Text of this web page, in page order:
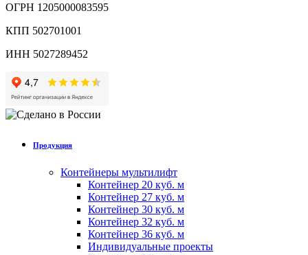
ОГРН 1205000083595
КПП 502701001
ИНН 5027289452
Продукция
Контейнеры мультилифт
Контейнер 20 куб. м
Контейнер 27 куб. м
Контейнер 30 куб. м
Контейнер 32 куб. м
Контейнер 36 куб. м
Индивидуальные проекты